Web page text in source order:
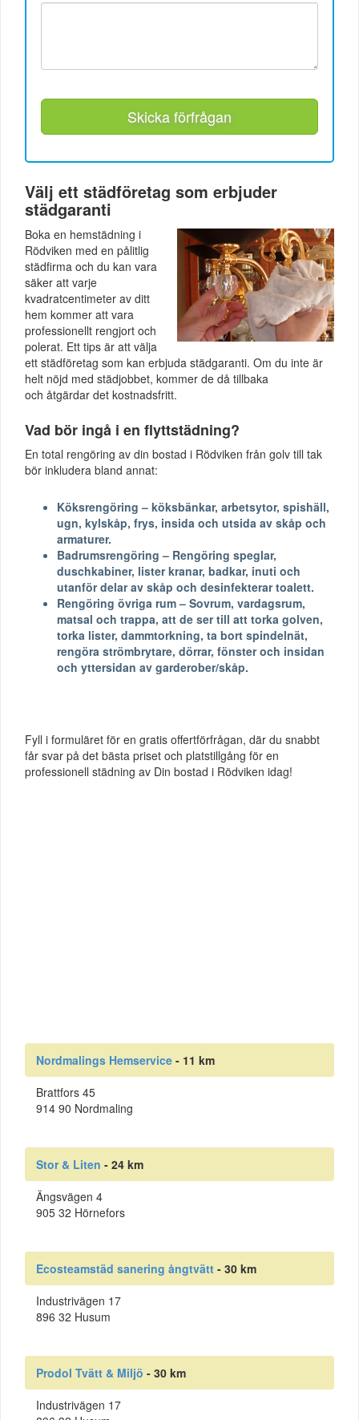
Skicka förfrågan
Välj ett städföretag som erbjuder
städgaranti
Boka en hemstädning i
Rödviken med en pålitlig
städfirma och du kan vara
säker att varje
kvadratcentimeter av ditt
hem kommer att vara
professionellt rengjort och
polerat. Ett tips är att välja
ett städföretag som kan erbjuda städgaranti. Om du inte är
helt nöjd med städjobbet, kommer de då tillbaka
och åtgärdar det kostnadsfritt.
Vad bör ingå i en flyttstädning?
En total rengöring av din bostad i Rödviken från golv till tak
bör inkludera bland annat:
Köksrengöring – köksbänkar, arbetsytor, spishäll,
ugn, kylskåp, frys, insida och utsida av skåp och
armaturer.
Badrumsrengöring – Rengöring speglar,
duschkabiner, lister kranar, badkar, inuti och
utanför delar av skåp och desinfekterar toalett.
Rengöring övriga rum – Sovrum, vardagsrum,
matsal och trappa, att de ser till att torka golven,
torka lister, dammtorkning, ta bort spindelnät,
rengöra strömbrytare, dörrar, fönster och insidan
och yttersidan av garderober/skåp.
Fyll i formuläret för en gratis offertförfrågan, där du snabbt
får svar på det bästa priset och platstillgång för en
professionell städning av Din bostad i Rödviken idag!
Nordmalings Hemservice - 11 km
Brattfors 45
914 90 Nordmaling
Stor & Liten - 24 km
Ängsvägen 4
905 32 Hörnefors
Ecosteamstäd sanering ångtvätt - 30 km
Industrivägen 17
896 32 Husum
Prodol Tvätt & Miljö - 30 km
Industrivägen 17